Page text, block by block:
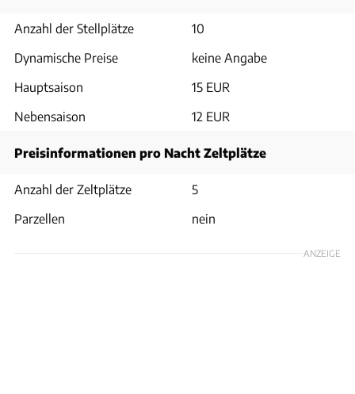
Anzahl der Stellplätze
10
Dynamische Preise
keine Angabe
Hauptsaison
15 EUR
Nebensaison
12 EUR
Preisinformationen pro Nacht Zeltplätze
Anzahl der Zeltplätze
5
Parzellen
nein
ANZEIGE